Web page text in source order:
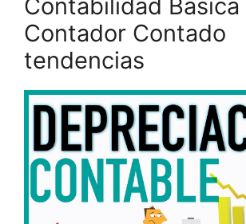
Contabilidad Básica |
Contador Contado
tendencias